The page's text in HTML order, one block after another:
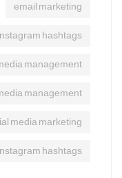
email marketing
hashtags
management
management
media marketing
hashtags